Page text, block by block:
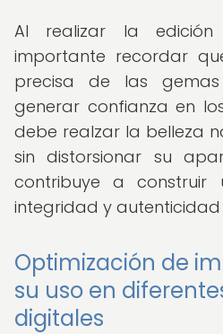
Al realizar la edición
importante recordar
precisa de las
generar confianza en
debe realzar la belleza
sin distorsionar su
contribuye a construir
integridad y autenticidad
Optimización de
su uso en
digitales